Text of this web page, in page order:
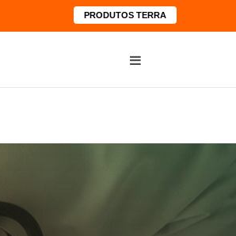
PRODUTOS TERRA